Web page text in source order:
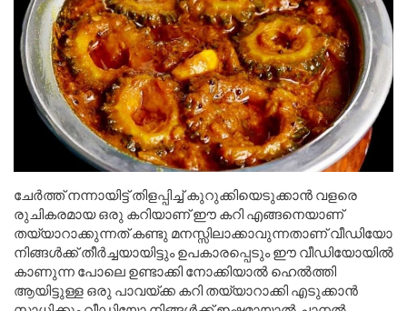
ചേർത്ത് നന്നായിട്ട് തിളപ്പിച്ച് കുറുക്കിയെടുക്കാൻ വളരെ
രുചികരമായ ഒരു കറിയാണ് ഈ കറി എങ്ങനെയാണ്
തയ്യാറാക്കുന്നത് കണ്ടു മനസ്സിലാക്കാവുന്നതാണ് വീഡിയോ
നിങ്ങൾക്ക് തീർച്ചയായിട്ടും ഉപകാരപ്പെടും ഈ വീഡിയോയിൽ
കാണുന്ന പോലെ ഉണ്ടാക്കി നോക്കിയാൽ ഹെൽത്തി
ആയിട്ടുള്ള ഒരു പാവയ്ക്ക കറി തയ്യാറാക്കി എടുക്കാൻ